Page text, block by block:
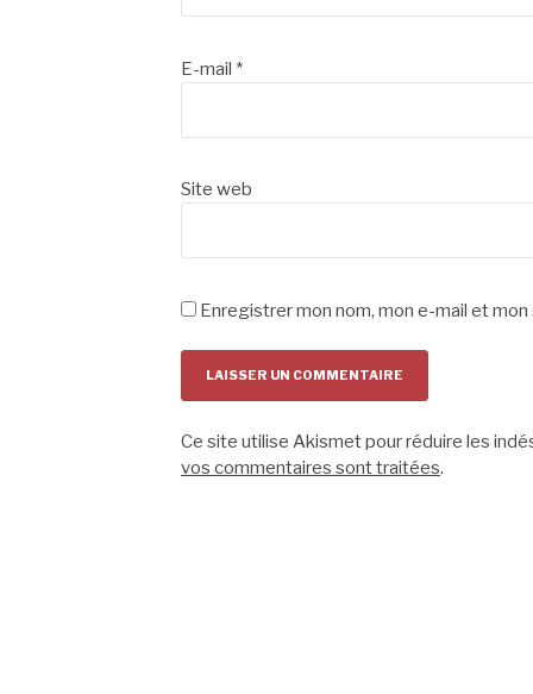
E-mail *
Site web
Enregistrer mon nom, mon e-mail et
Ce site utilise Akismet pour réduire les
vos commentaires sont traitées.